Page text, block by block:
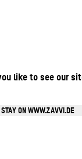
like to see our
ON WWW.ZAVVI.DE